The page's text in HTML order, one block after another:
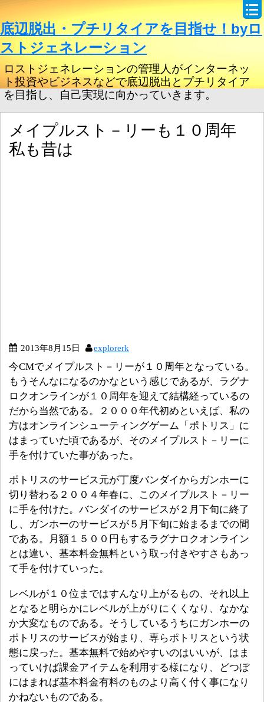
底辺脱出・プチリタイアを目指せ！byロ
ストジェネレーション
ロストジェネレーションの管理人がインターネッ
ト投資やビジネスなどで底辺脱出とプチリタイア
を目指し、自己実現に向かっていきます。
メイプルスト－リーも１０周年
私も昔は
2013年8月15日 explorerk
今CMでメイプルスト－リーが１０周年となっている。
もうそんなになるのかなという感じであるが、ラグナ
ロクオンラインが１０周年を迎えて結構経っているの
だから当然である。２０００年代初めといえば、私の
方はオンラインシューティングゲーム「ポトリス」に
はまっていた頃であるが、そのメイプルスト－リーに
手を付けていた事があった。
ポトリスのサービス元が丁度バンダイからガンホーに
切り替わる２００４年春に、このメイプルスト－リー
に手を付けた。バンダイのサービスが２月下旬に終了
し、ガンホーのサービスが５月下旬に始まるまでの間
である。月額１５００円もするラグナロクオンライン
とは違い、基本料金無料という取っ付きやすさもあっ
て手を付けていった。
レベルが１０位まではすんなり上がるもの、それ以上
となると明らかにレベルが上がりにくくなり、なかな
か大変なものである。そうしているうちにガンホーの
ポトリスのサービスが始まり、専らポトリスという状
態に戻った。基本無料で始めやすいのはいいが、はま
っていけば課金アイテムを利用する様になり、どつぼ
にはまれば基本料金有料のものより高く付く事になり
かねないものである。